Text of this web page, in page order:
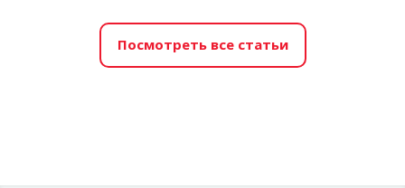
Посмотреть все статьи